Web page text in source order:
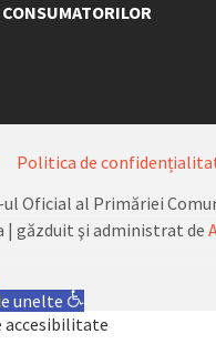
Politica de
Oficial al Primăriei
| găzduit şi administrat de
unelte
accesibilitate